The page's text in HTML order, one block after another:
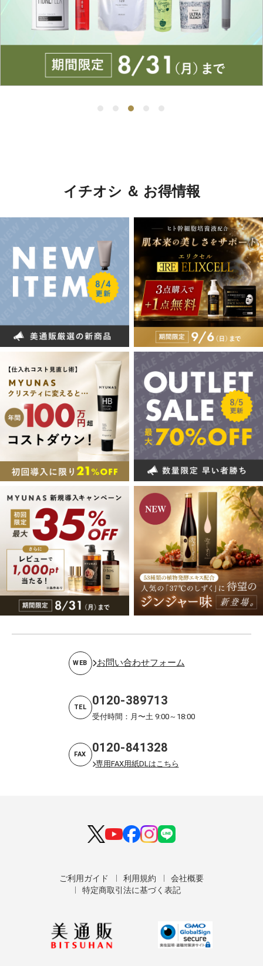
イチオシ ＆ お得情報
WEB お問い合わせフォーム
TEL 0120-389713
受付時間：月〜土 9:00～18:00
FAX 0120-841328
専用FAX用紙DLはこちら
ご利用ガイド 利用規約
会社概要
特定商取引法に基づく表記